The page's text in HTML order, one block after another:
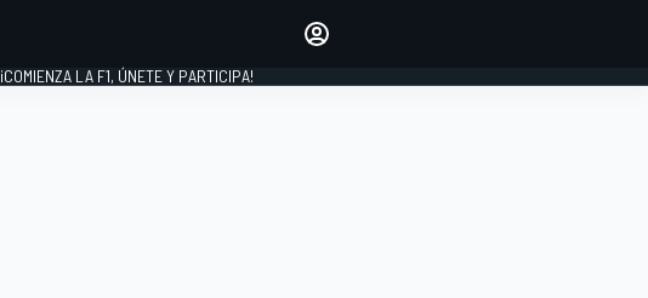
INICIAR SESIÓN
¡COMIENZA LA F1, ÚNETE Y PARTICIPA!